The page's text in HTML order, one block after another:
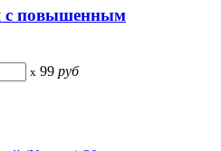
с повышенным
x 99 руб